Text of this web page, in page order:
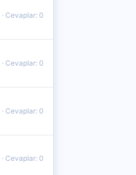
Cevaplar: 0
Cevaplar: 0
Cevaplar: 0
Cevaplar: 0